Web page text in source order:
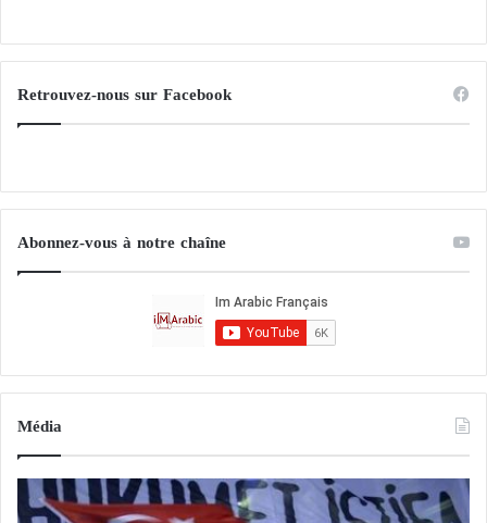
Retrouvez-nous sur Facebook
Abonnez-vous à notre chaîne
Média